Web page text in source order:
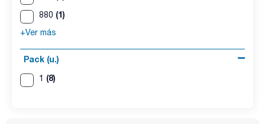
880 (1)
+Ver más
Pack (u.)
1 (8)